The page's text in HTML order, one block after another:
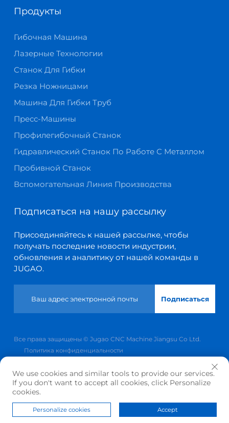
Продукты
Гибочная Машина
Лазерные Технологии
Станок Для Гибки
Резка Ножницами
Машина Для Гибки Труб
Пресс-Машины
Профилегибочный Станок
Гидравлический Станок По Работе С Металлом
Пробивной Станок
Вспомогательная Линия Производства
Подписаться на нашу рассылку
Присоединяйтесь к нашей рассылке, чтобы
получать последние новости индустрии,
обновления и аналитику от нашей команды в
JUGAO.
Подписаться
Все права защищены © Jugao CNC Machine Jiangsu Co Ltd.
Политика конфиденциальности
Прокрутить вверх
Домашняя
Продукт О КОНТАКТ
We use cookies and similar tools to provide our services.
If you don't want to accept all cookies, click Personalize
cookies.
Personalize cookies Accept